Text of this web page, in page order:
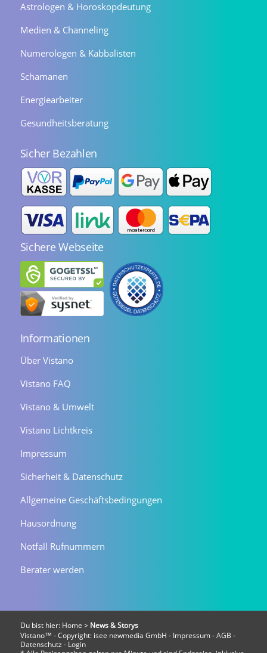
Astrologen & Horoskopdeutung
Medien & Channeling
Numerologen & Kabbalisten
Schamanen
Energiearbeiter
Gesundheitsberatung
Sicher Bezahlen
Sichere Webseite
Informationen
Über Vistano
Vistano FAQ
Vistano & Umwelt
Vistano Lichtkreis
Impressum
Sicherheit & Datenschutz
Allgemeine Geschäftsbedingungen
Hausordnung
Notfall Rufnummern
Berater werden
Du bist hier: Home > News & Storys
Vistano™ - Copyright: isee newmedia GmbH - Impressum-AGB -
Datenschutz - Login